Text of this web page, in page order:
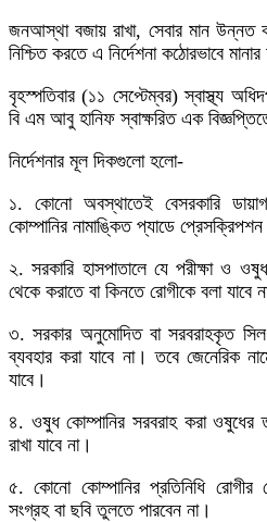
জনআস্থা বজায় রাখা, সেবার মান উন্নত
নিশ্চিত করতে এ নির্দেশনা কঠোরভাবে
বৃহস্পতিবার (১১ সেপ্টেম্বর) স্বাস্থ্য
বি এম আবু হানিফ স্বাক্ষরিত এক
নির্দেশনার মূল দিকগুলো হলো-
১. কোনো অবস্থাতেই বেসরকারি
কোম্পানির নামাঙ্কিত প্যাডে প্রেসক্রিপশন
২. সরকারি হাসপাতালে যে পরীক্ষা ও
থেকে করাতে বা কিনতে রোগীকে বলা যাবে
৩. সরকার অনুমোদিত বা সরবরাহকৃত
ব্যবহার করা যাবে না। তবে জেনেরিক
যাবে।
৪. ওষুধ কোম্পানির সরবরাহ করা ওষুধের
রাখা যাবে না।
৫. কোনো কোম্পানির প্রতিনিধি
সংগ্রহ বা ছবি তুলতে পারবেন না।